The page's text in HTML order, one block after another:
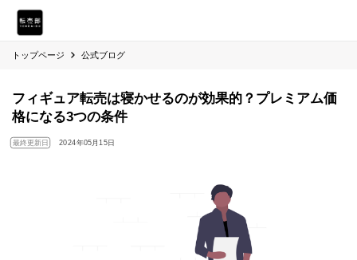
トップページ 公式ブログ
フィギュア転売は寝かせるのが効果的？プレミアム価
格になる3つの条件
最終更新日 2024年05月15日